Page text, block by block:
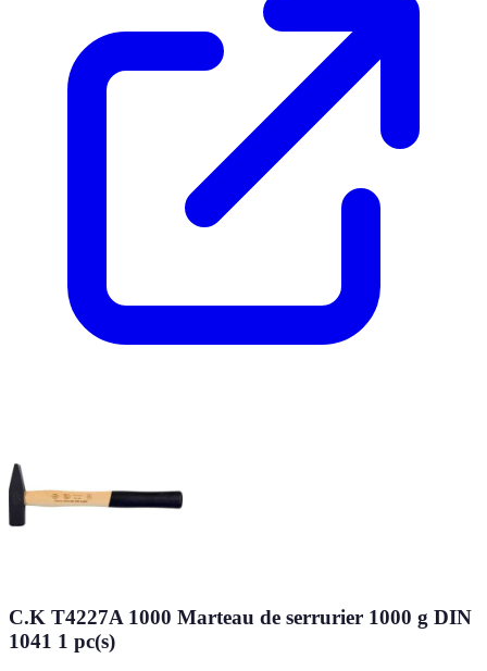
C.K T4227A 1000 Marteau de serrurier 1000 g DIN
1041 1 pc(s)